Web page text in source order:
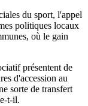
du sport, l'appel
politiques locaux
où le gain
présentent de
d'accession au
sorte de transfert
t-il.